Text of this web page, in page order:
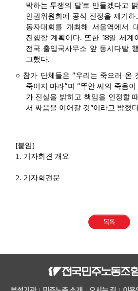
박하는 투쟁의 달’로 만들겠다고
인권위원회에 공식 진정을 제기하
동자대회를 개최해 서울역에서
진행할 계획이다. 또한 18일 세계
전국 출입국사무소 앞 동시다발
고했다.
○ 참가 단체들은“우리는 죽으러 온
죽이지 마라”며“뚜안 씨의 죽음
가 진실을 밝히고 책임을 인정할
서 싸움을 이어갈 것”이라고 밝혔
[붙임]
1. 기자회견 개요
2. 기자회견문
목록